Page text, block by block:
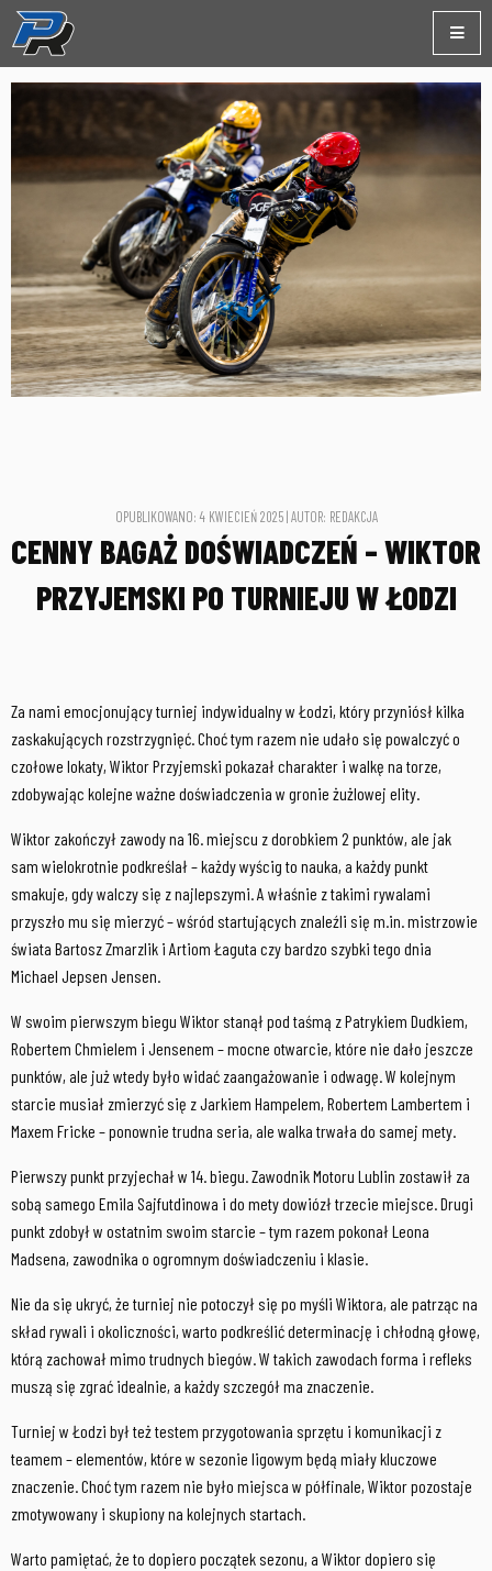
OPUBLIKOWANO: 4 KWIECIEŃ 2025 | AUTOR: REDAKCJA
CENNY BAGAŻ DOŚWIADCZEŃ – WIKTOR
PRZYJEMSKI PO TURNIEJU W ŁODZI
Za nami emocjonujący turniej indywidualny w Łodzi, który przyniósł kilka
zaskakujących rozstrzygnięć. Choć tym razem nie udało się powalczyć o
czołowe lokaty, Wiktor Przyjemski pokazał charakter i walkę na torze,
zdobywając kolejne ważne doświadczenia w gronie żużlowej elity.
Wiktor zakończył zawody na 16. miejscu z dorobkiem 2 punktów, ale jak
sam wielokrotnie podkreślał – każdy wyścig to nauka, a każdy punkt
smakuje, gdy walczy się z najlepszymi. A właśnie z takimi rywalami
przyszło mu się mierzyć – wśród startujących znaleźli się m.in. mistrzowie
świata Bartosz Zmarzlik i Artiom Łaguta czy bardzo szybki tego dnia
Michael Jepsen Jensen.
W swoim pierwszym biegu Wiktor stanął pod taśmą z Patrykiem Dudkiem,
Robertem Chmielem i Jensenem – mocne otwarcie, które nie dało jeszcze
punktów, ale już wtedy było widać zaangażowanie i odwagę. W kolejnym
starcie musiał zmierzyć się z Jarkiem Hampelem, Robertem Lambertem i
Maxem Fricke – ponownie trudna seria, ale walka trwała do samej mety.
Pierwszy punkt przyjechał w 14. biegu. Zawodnik Motoru Lublin zostawił za
sobą samego Emila Sajfutdinowa i do mety dowiózł trzecie miejsce. Drugi
punkt zdobył w ostatnim swoim starcie – tym razem pokonał Leona
Madsena, zawodnika o ogromnym doświadczeniu i klasie.
Nie da się ukryć, że turniej nie potoczył się po myśli Wiktora, ale patrząc na
skład rywali i okoliczności, warto podkreślić determinację i chłodną głowę,
którą zachował mimo trudnych biegów. W takich zawodach forma i refleks
muszą się zgrać idealnie, a każdy szczegół ma znaczenie.
Turniej w Łodzi był też testem przygotowania sprzętu i komunikacji z
teamem – elementów, które w sezonie ligowym będą miały kluczowe
znaczenie. Choć tym razem nie było miejsca w półfinale, Wiktor pozostaje
zmotywowany i skupiony na kolejnych startach.
Warto pamiętać, że to dopiero początek sezonu, a Wiktor dopiero się